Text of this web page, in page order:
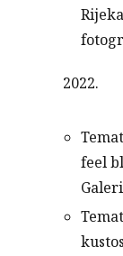
2022.
feel